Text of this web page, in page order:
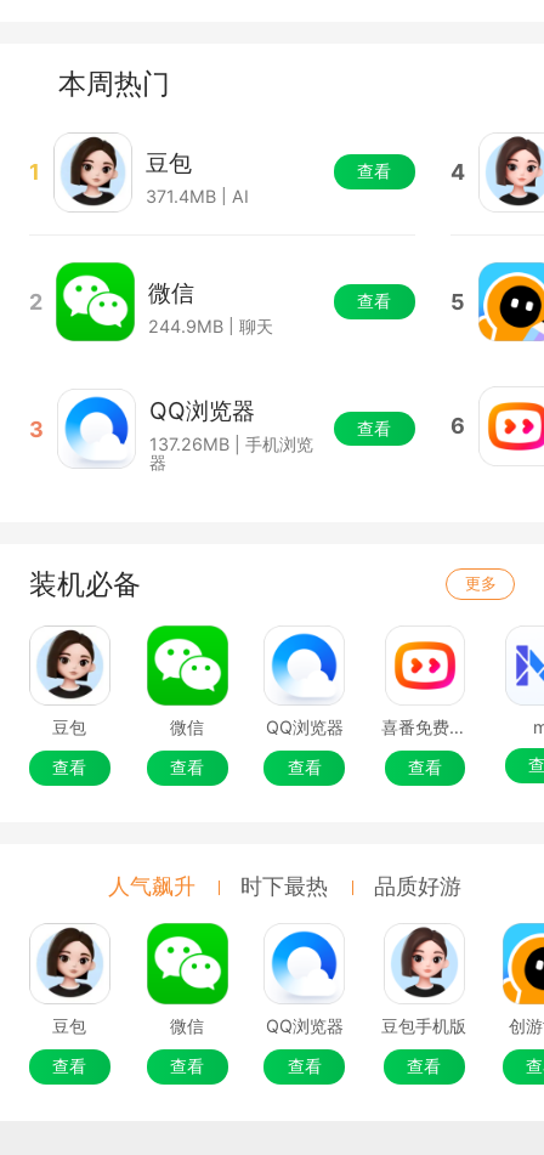
本周热门
1 豆包
371.4MB | AI
查看
2 微信
244.9MB | 聊天
查看
3
QQ浏览器
137.26MB | 手机浏览
器
查看
4
5
6
装机必备 更多
豆包
查看
微信
查看
QQ浏览器
查看
喜番免费短剧
查看
人气飙升 时下最热 品质好游
豆包
查看
微信
查看
QQ浏览器
查看
豆包手机版
查看
创